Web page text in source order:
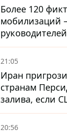
Более 120
мобилизаций
Волыни и
получили
21:05
Иран
странам
залива, если
хотя бы одну
20:56